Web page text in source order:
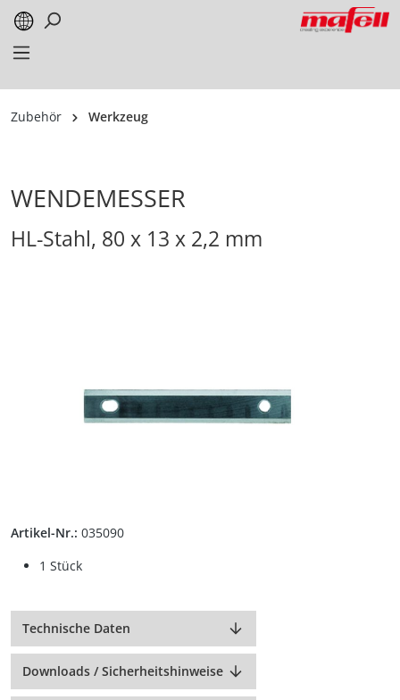
springen
Zubehör Werkzeug
WENDEMESSER
HL-Stahl, 80 x 13 x 2,2 mm
Artikel-Nr.: 035090
1 Stück
Technische Daten
Downloads / Sicherheitshinweise